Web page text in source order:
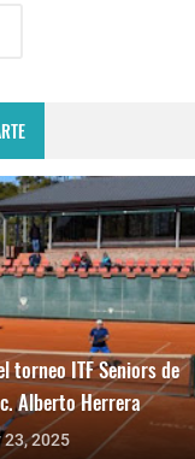
torneo ITF Seniors de
Alberto Herrera
2025